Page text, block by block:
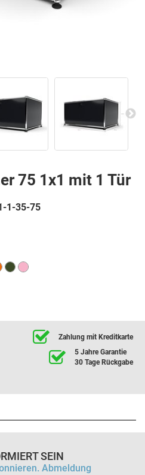
75 1x1 mit 1 Tür
1-35-75
Zahlung mit Kreditkarte
5 Jahre Garantie
30 Tage Rückgabe
SEIN
Abmeldung